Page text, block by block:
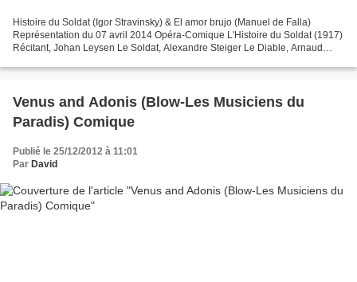
Histoire du Soldat (Igor Stravinsky) & El amor brujo (Manuel de Falla)
Représentation du 07 avril 2014 Opéra-Comique L'Histoire du Soldat (1917)
Récitant, Johan Leysen Le Soldat, Alexandre Steiger Le Diable, Arnaud
Venus and Adonis (Blow-Les Musiciens du
Paradis) Comique
Publié le 25/12/2012 à 11:01
Par David